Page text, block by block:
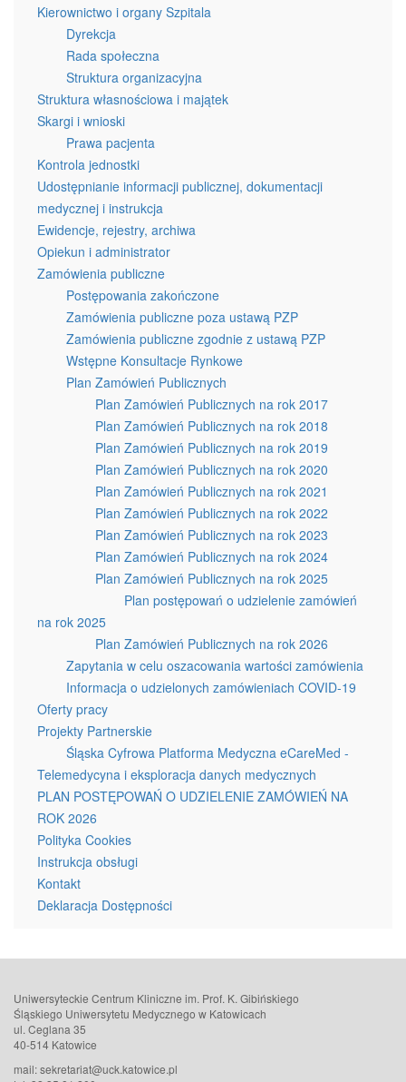
Kierownictwo i organy Szpitala
Dyrekcja
Rada społeczna
Struktura organizacyjna
Struktura własnościowa i majątek
Skargi i wnioski
Prawa pacjenta
Kontrola jednostki
Udostępnianie informacji publicznej, dokumentacji
medycznej i instrukcja
Ewidencje, rejestry, archiwa
Opiekun i administrator
Zamówienia publiczne
Postępowania zakończone
Zamówienia publiczne poza ustawą PZP
Zamówienia publiczne zgodnie z ustawą PZP
Wstępne Konsultacje Rynkowe
Plan Zamówień Publicznych
Plan Zamówień Publicznych na rok 2017
Plan Zamówień Publicznych na rok 2018
Plan Zamówień Publicznych na rok 2019
Plan Zamówień Publicznych na rok 2020
Plan Zamówień Publicznych na rok 2021
Plan Zamówień Publicznych na rok 2022
Plan Zamówień Publicznych na rok 2023
Plan Zamówień Publicznych na rok 2024
Plan Zamówień Publicznych na rok 2025
Plan postępowań o udzielenie zamówień
na rok 2025
Plan Zamówień Publicznych na rok 2026
Zapytania w celu oszacowania wartości zamówienia
Informacja o udzielonych zamówieniach COVID-19
Oferty pracy
Projekty Partnerskie
Śląska Cyfrowa Platforma Medyczna eCareMed -
Telemedycyna i eksploracja danych medycznych
PLAN POSTĘPOWAŃ O UDZIELENIE ZAMÓWIEŃ NA
ROK 2026
Polityka Cookies
Instrukcja obsługi
Kontakt
Deklaracja Dostępności
Uniwersyteckie Centrum Kliniczne im. Prof. K. Gibińskiego
Śląskiego Uniwersytetu Medycznego w Katowicach
ul. Ceglana 35
40-514 Katowice
mail: sekretariat@uck.katowice.pl